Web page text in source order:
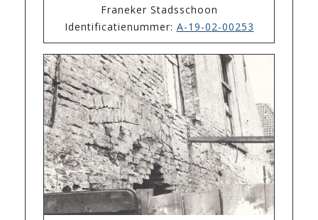
Franeker Stadsschoon
Identificatienummer: A-19-02-00253